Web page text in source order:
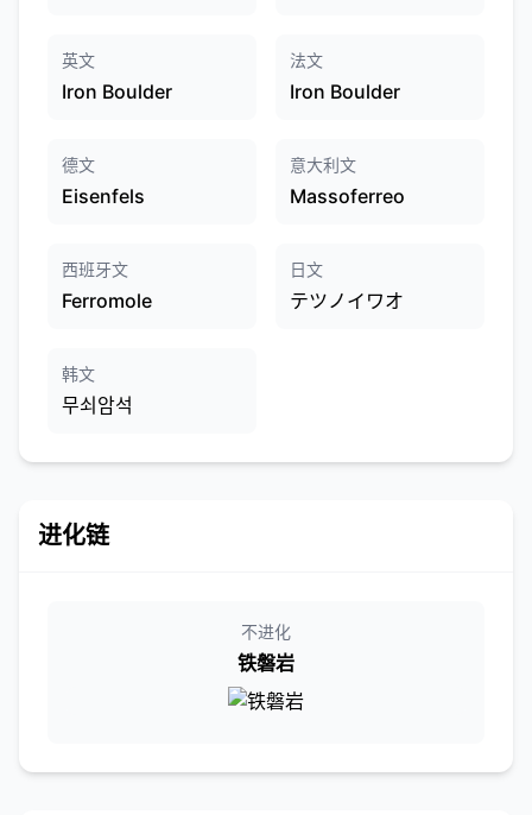
英文
Iron Boulder
法文
Iron Boulder
德文
Eisenfels
意大利文
Massoferreo
西班牙文
Ferromole
日文
テツノイワオ
韩文
무쇠암석
进化链
不进化
铁磐岩